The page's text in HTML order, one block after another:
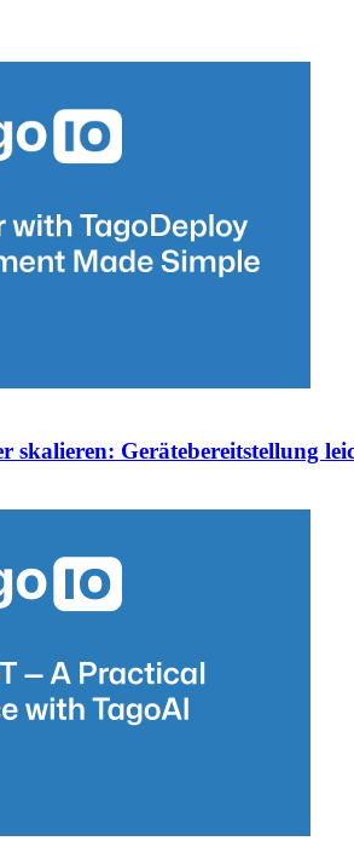
skalieren: Gerätebereitstellung